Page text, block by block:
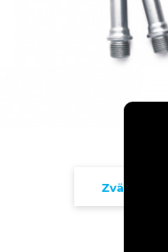
Zväčšiť